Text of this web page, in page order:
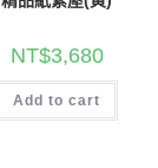
NT$3,680
Add to cart